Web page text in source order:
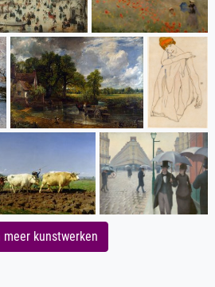
meer kunstwerken